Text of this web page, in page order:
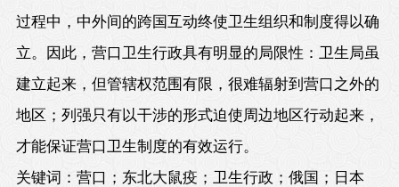
过程中，中外间的跨国互动终使卫生组织和制度得以确
立。因此，营口卫生行政具有明显的局限性：卫生局虽
建立起来，但管辖权范围有限，很难辐射到营口之外的
地区；列强只有以干涉的形式迫使周边地区行动起来，
才能保证营口卫生制度的有效运行。
关键词：营口；东北大鼠疫；卫生行政；俄国；日本